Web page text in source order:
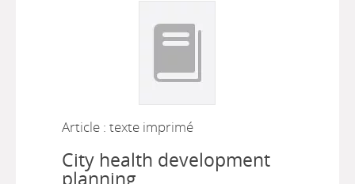
Article : texte imprimé
City health development
planning